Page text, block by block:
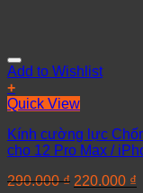
Add to Wishlist
+
Quick View
Kính cường lực
cho 12 Pro Max /
290.000₫ 220.000 ₫